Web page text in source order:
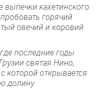
выпечки кахетинского
горячий
овечий и коровий
последние годы
святая Нино,
которой открывается
долину